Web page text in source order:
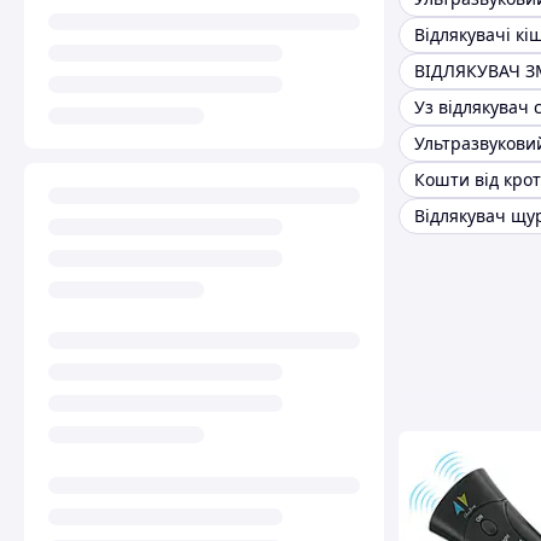
Відлякувачі
ВІДЛЯКУВАЧ
Уз відлякувач
Кошти від
Відлякувач